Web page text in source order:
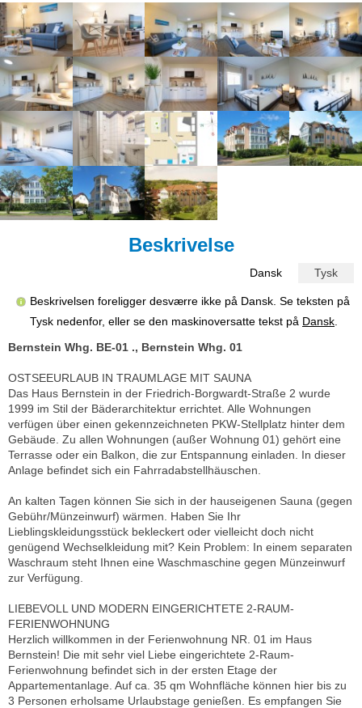
Beskrivelse
Dansk Tysk
Beskrivelsen foreligger desværre ikke på Dansk. Se teksten på
Tysk nedenfor, eller se den maskinoversatte tekst på Dansk
Bernstein Whg. BE-01 ., Bernstein Whg. 01
OSTSEEURLAUB IN TRAUMLAGE MIT SAUNA
Das Haus Bernstein in der Friedrich-Borgwardt-Straße 2 wurde
1999 im Stil der Bäderarchitektur errichtet. Alle Wohnungen
verfügen über einen gekennzeichneten PKW-Stellplatz hinter dem
Gebäude. Zu allen Wohnungen (außer Wohnung 01) gehört eine
Terrasse oder ein Balkon, die zur Entspannung einladen. In dieser
Anlage befindet sich ein Fahrradabstellhäuschen.
An kalten Tagen können Sie sich in der hauseigenen Sauna (gegen
Gebühr/Münzeinwurf) wärmen. Haben Sie Ihr
Lieblingskleidungsstück bekleckert oder vielleicht doch nicht
genügend Wechselkleidung mit? Kein Problem: In einem separaten
Waschraum steht Ihnen eine Waschmaschine gegen Münzeinwurf
zur Verfügung.
LIEBEVOLL UND MODERN EINGERICHTETE 2-RAUM-
FERIENWOHNUNG
Herzlich willkommen in der Ferienwohnung NR. 01 im Haus
Bernstein! Die mit sehr viel Liebe eingerichtete 2-Raum-
Ferienwohnung befindet sich in der ersten Etage der
Appartementanlage. Auf ca. 35 qm Wohnfläche können hier bis zu
3 Personen erholsame Urlaubstage genießen. Es empfangen Sie